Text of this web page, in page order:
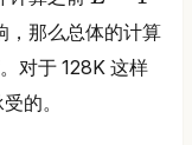
，那么总体的计算
对于 128K 这样
的。